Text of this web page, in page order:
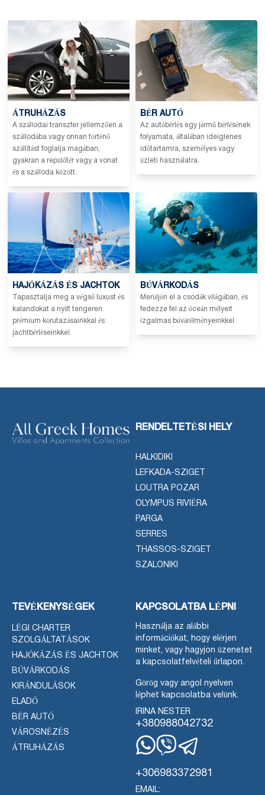
ÁTRUHÁZÁS
A szállodai transzfer jellemzően a
szállodába vagy onnan történő
szállítást foglalja magában,
gyakran a repülőtér vagy a vonat
és a szálloda között.
BÉR AUTÓ
Az autóbérlés egy jármű bérlésének
folyamata, általában ideiglenes
időtartamra, személyes vagy
üzleti használatra.
HAJÓKÁZÁS ÉS JACHTOK
Tapasztalja meg a végső luxust és
kalandokat a nyílt tengeren
prémium körutazásainkkal és
jachtbérléseinkkel.
BÚVÁRKODÁS
Merüljön el a csodák világában, és
fedezze fel az óceán mélyeit
izgalmas búvárélményeinkkel.
RENDELTETÉSI HELY
HALKIDIKI
LEFKADA-SZIGET
LOUTRA POZAR
OLYMPUS RIVIÉRA
PARGA
SERRES
THASSOS-SZIGET
SZALONIKI
TEVÉKENYSÉGEK
LÉGI CHARTER
SZOLGÁLTATÁSOK
HAJÓKÁZÁS ÉS JACHTOK
BÚVÁRKODÁS
KIRÁNDULÁSOK
ELADÓ
BÉR AUTÓ
VÁROSNÉZÉS
ÁTRUHÁZÁS
KAPCSOLATBA LÉPNI
Használja az alábbi
információkat, hogy elérjen
minket, vagy hagyjon üzenetet
a kapcsolatfelvételi űrlapon.
Görög vagy angol nyelven
léphet kapcsolatba velünk.
IRINA NESTER
+380988042732
+306983372981
EMAIL: